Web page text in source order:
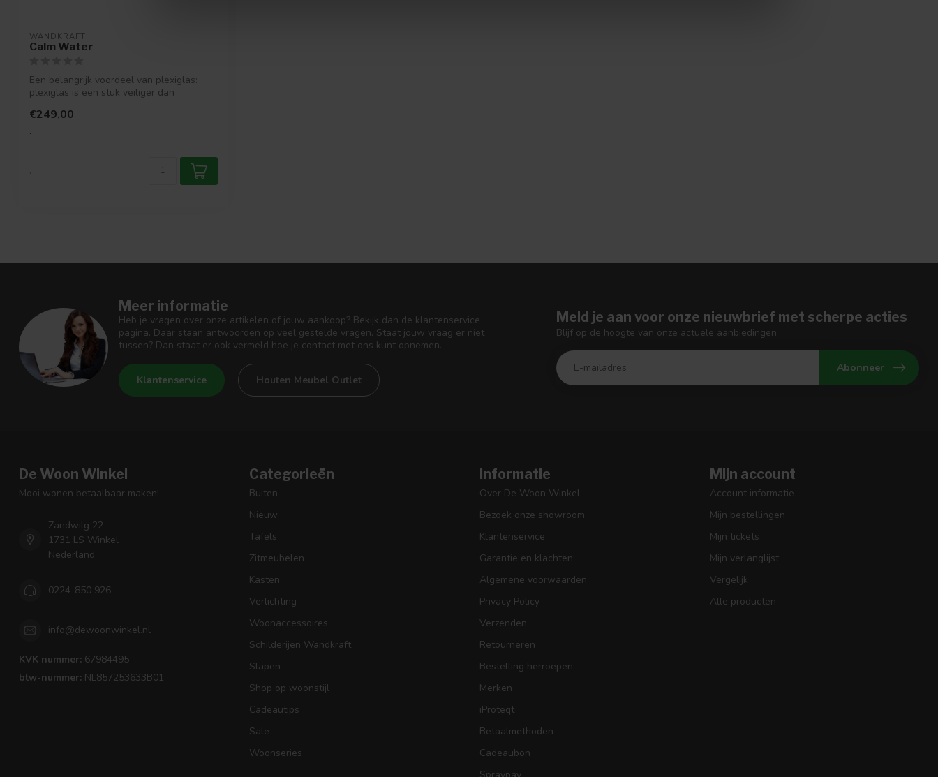
WANDKRAFT
Calm Water
Een belangrijk voordeel van plexiglas:
plexiglas is een stuk veiliger dan
€249,00
.
.
Meer informatie
Heb je vragen over onze artikelen of jouw aankoop? Bekijk dan de klantenservice
pagina. Daar staan antwoorden op veel gestelde vragen. Staat jouw vraag er niet
tussen? Dan staat er ook vermeld hoe je contact met ons kunt opnemen.
Klantenservice Houten Meubel Outlet
Meld je aan voor onze nieuwbrief met scherpe acties
Blijf op de hoogte van onze actuele aanbiedingen
Abonneer
De Woon Winkel
Mooi wonen betaalbaar maken!
Zandwilg 22
1731 LS Winkel
Nederland
0224-850 926
info@dewoonwinkel.nl
KVK nummer: 67984495
btw-nummer: NL857253633B01
Categorieën
Buiten
Nieuw
Tafels
Zitmeubelen
Kasten
Verlichting
Woonaccessoires
Schilderijen Wandkraft
Slapen
Shop op woonstijl
Cadeautips
Sale
Woonseries
Informatie
Over De Woon Winkel
Bezoek onze showroom
Klantenservice
Garantie en klachten
Algemene voorwaarden
Privacy Policy
Verzenden
Retourneren
Bestelling herroepen
Merken
iProteqt
Betaalmethoden
Cadeaubon
Mijn account
Account informatie
Mijn bestellingen
Mijn tickets
Mijn verlanglijst
Vergelijk
Alle producten